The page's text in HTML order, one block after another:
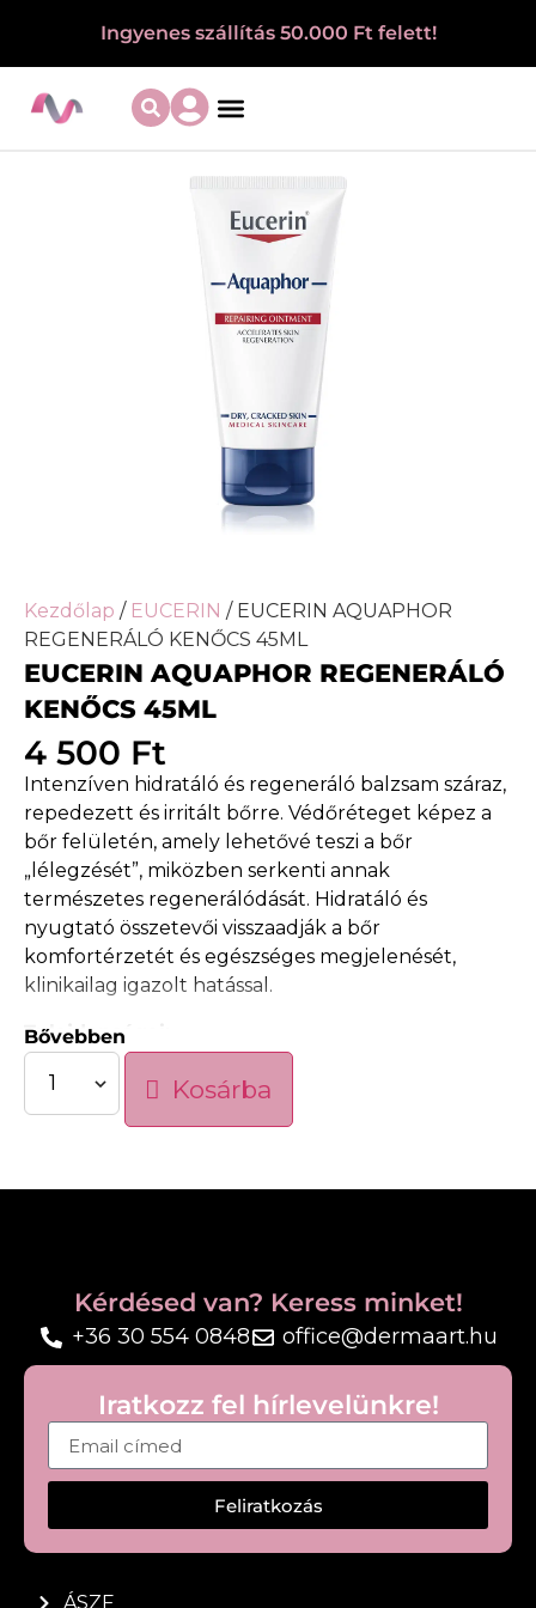
Ingyenes szállítás 50.000 Ft felett!
Kezdőlap / EUCERIN / EUCERIN AQUAPHOR
REGENERÁLÓ KENŐCS 45ML
EUCERIN AQUAPHOR REGENERÁLÓ
KENŐCS 45ML
4 500 Ft
Intenzíven hidratáló és regeneráló balzsam száraz,
repedezett és irritált bőrre. Védőréteget képez a
bőr felületén, amely lehetővé teszi a bőr
„lélegzését”, miközben serkenti annak
természetes regenerálódását. Hidratáló és
nyugtató összetevői visszaadják a bőr
komfortérzetét és egészséges megjelenését,
klinikailag igazolt hatással.
Tulajdonságai:
intenzíven hidratálja a kiszáradt, repedezett
és irritált bőrt
Használati javaslat:
Szükség szerint vigye fel a bőrre, különösen a
száraz, irritált területeken, akár napi többször.
Bővebben
Kosárba
Iratkozz fel hírlevelünkre!
Feliratkozás
Kérdésed van? Keress minket!
+36 30 554 0848 office@dermaart.hu
ÁSZF